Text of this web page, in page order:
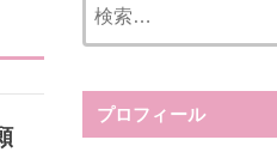
プロフィール